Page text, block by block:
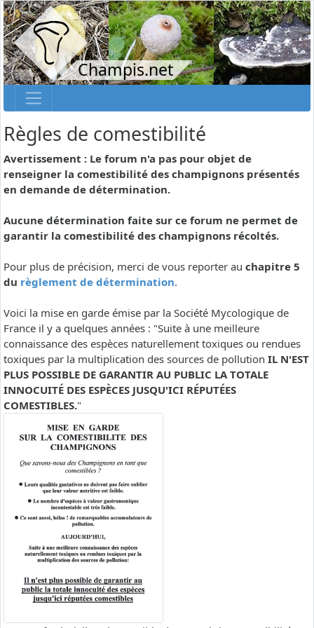
Champis.net
Règles de comestibilité
Avertissement : Le forum n'a pas pour objet de
renseigner la comestibilité des champignons présentés
en demande de détermination.
Aucune détermination faite sur ce forum ne permet de
garantir la comestibilité des champignons récoltés.
Pour plus de précision, merci de vous reporter au chapitre 5
du règlement de détermination.
Voici la mise en garde émise par la Société Mycologique de
France il y a quelques années : "Suite à une meilleure
connaissance des espèces naturellement toxiques ou rendues
toxiques par la multiplication des sources de pollution IL N'EST
PLUS POSSIBLE DE GARANTIR AU PUBLIC LA TOTALE
INNOCUITÉ DES ESPÈCES JUSQU'ICI RÉPUTÉES
COMESTIBLES."